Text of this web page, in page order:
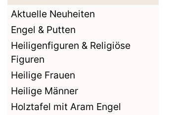
Aktuelle Neuheiten
Engel & Putten
Heiligenfiguren & Religiöse
Figuren
Heilige Frauen
Heilige Männer
Holztafel mit Aram Engel